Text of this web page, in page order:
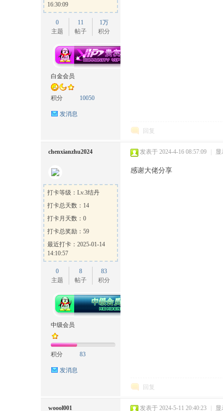
16:30:09
0
主题
11
帖子
1万
积分
白金会员
积分 10050
发消息
回复
chenxianzhu2024
打卡等级：Lv.3结丹
打卡总天数：14
打卡月天数：0
打卡总奖励：59
最近打卡：2025-01-14
14:10:57
0
主题
8
帖子
83
积分
中级会员
积分 83
发消息
发表于 2024-4-16 08:57:09 显
感谢大佬分享
回复
woool001 发表于 2024-5-11 20:40:23 显